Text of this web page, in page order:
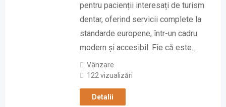
pentru pacienții interesați de turism
dentar, oferind servicii complete la
standarde europene, într-un cadru
modern și accesibil. Fie că este…
Vânzare
122 vizualizări
Detalii